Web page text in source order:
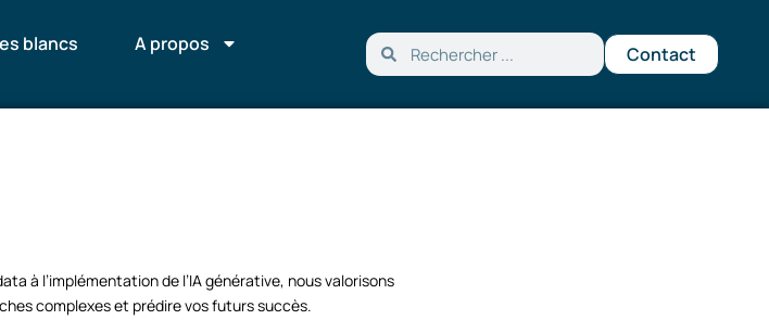
blancs A propos Contact
à l’implémentation de l’IA générative, nous valorisons
complexes et prédire vos futurs succès.